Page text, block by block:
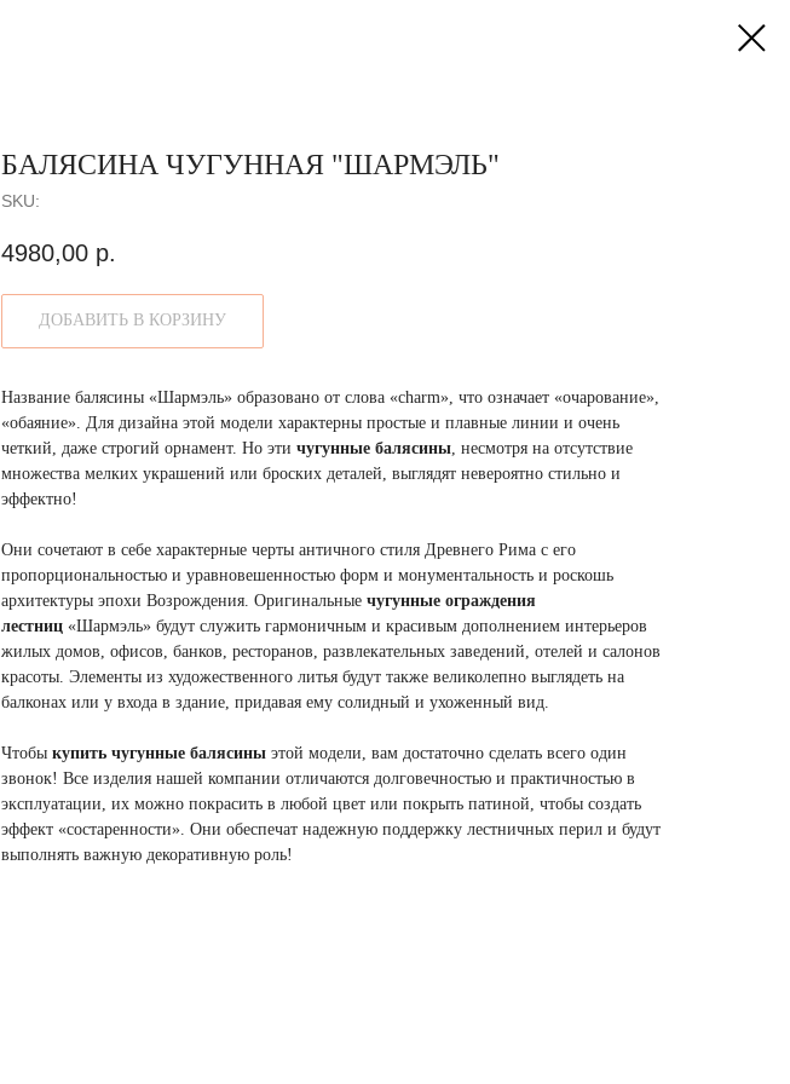
БАЛЯСИНА ЧУГУННАЯ "ШАРМЭЛЬ"
SKU:
4980,00 р.
ДОБАВИТЬ В КОРЗИНУ
Название балясины «Шармэль» образовано от слова «charm», что означает «очарование»,
«обаяние». Для дизайна этой модели характерны простые и плавные линии и очень
четкий, даже строгий орнамент. Но эти чугунные балясины, несмотря на отсутствие
множества мелких украшений или броских деталей, выглядят невероятно стильно и
эффектно!
Они сочетают в себе характерные черты античного стиля Древнего Рима с его
пропорциональностью и уравновешенностью форм и монументальность и роскошь
архитектуры эпохи Возрождения. Оригинальные чугунные ограждения
лестниц «Шармэль» будут служить гармоничным и красивым дополнением интерьеров
жилых домов, офисов, банков, ресторанов, развлекательных заведений, отелей и салонов
красоты. Элементы из художественного литья будут также великолепно выглядеть на
балконах или у входа в здание, придавая ему солидный и ухоженный вид.
Чтобы купить чугунные балясины этой модели, вам достаточно сделать всего один
звонок! Все изделия нашей компании отличаются долговечностью и практичностью в
эксплуатации, их можно покрасить в любой цвет или покрыть патиной, чтобы создать
эффект «состаренности». Они обеспечат надежную поддержку лестничных перил и будут
выполнять важную декоративную роль!